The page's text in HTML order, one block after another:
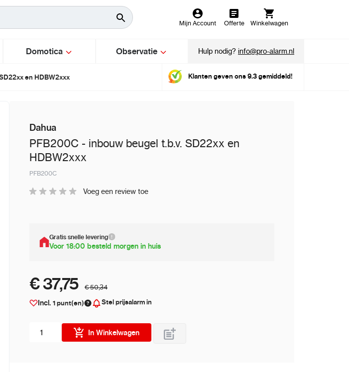
Mijn Account Offerte Winkelwagen
Domotica Observatie Hulp nodig?info@pro-alarm.nl
en HDBW2xxx Klanten geven ons 9.3 gemiddeld!
Dahua
PFB200C - inbouw beugel t.b.v. SD22xx en
HDBW2xxx
PFB200C
Voeg een review toe
Gratis snelle levering
Voor 18:00 besteld morgen in huis
€ 37,75 € 50,34
Incl. 1punt(en) Stel prijsalarm in
Aantal stuks
In Winkelwagen